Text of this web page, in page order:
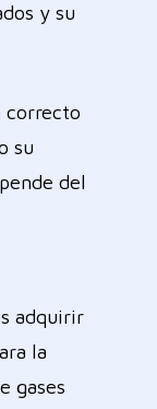
y su
correcto
su
del
adquirir
la
gases